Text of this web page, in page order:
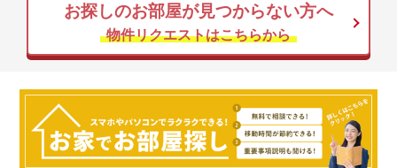
お探しのお部屋が見つからない方へ
物件リクエストはこちらから